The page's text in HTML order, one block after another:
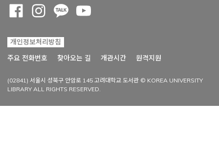
개인정보처리방침
주요 전화번호
찾아오는 길 개관시간 원격지원
(02841) 서울시 성북구 안암로 145 고려대학교 도서관 © KOREA UNIVERSITY
LIBRARY ALL RIGHTS RESERVED.
Opens a new window
Opens a new window
Opens a new window